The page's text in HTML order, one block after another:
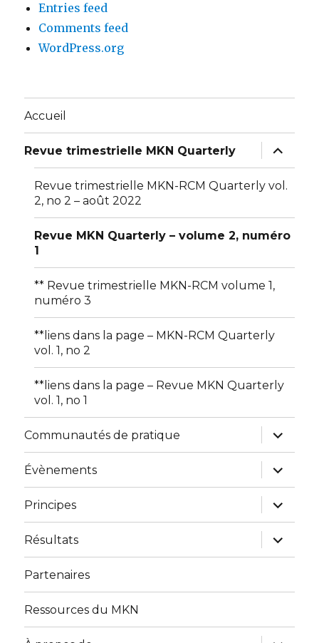
Entries feed
Comments feed
WordPress.org
Accueil
Revue trimestrielle MKN Quarterly
expand
child
menu
Revue trimestrielle MKN-RCM Quarterly vol.
2, no 2 – août 2022
Revue MKN Quarterly – volume 2, numéro
1
** Revue trimestrielle MKN-RCM volume 1,
numéro 3
**liens dans la page – MKN-RCM Quarterly
vol. 1, no 2
**liens dans la page – Revue MKN Quarterly
vol. 1, no 1
Communautés de pratique
expand
child
menu
Évènements
expand
child
menu
Principes
expand
child
menu
Résultats
expand
child
menu
Partenaires
Ressources du MKN